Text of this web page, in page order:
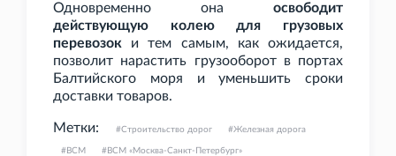
Одновременно она освободит
действующую колею для грузовых
перевозок и тем самым, как ожидается,
позволит нарастить грузооборот в портах
Балтийского моря и уменьшить сроки
доставки товаров.
Метки: Строительство дорог Железная дорога
ВСМ ВСМ «Москва-Санкт-Петербург»